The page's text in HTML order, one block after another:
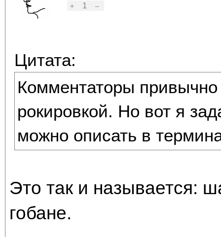
+
1 –
Цитата:
Комментаторы
рокировкой. Но вот я
можно описать в
Это так и называется:
гобане.